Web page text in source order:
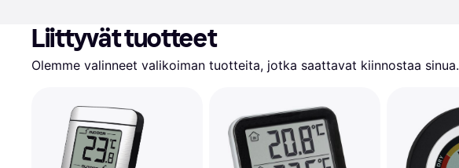
Liittyvät tuotteet
Olemme valinneet valikoiman tuotteita, jotka saattavat kiinnostaa sinua.